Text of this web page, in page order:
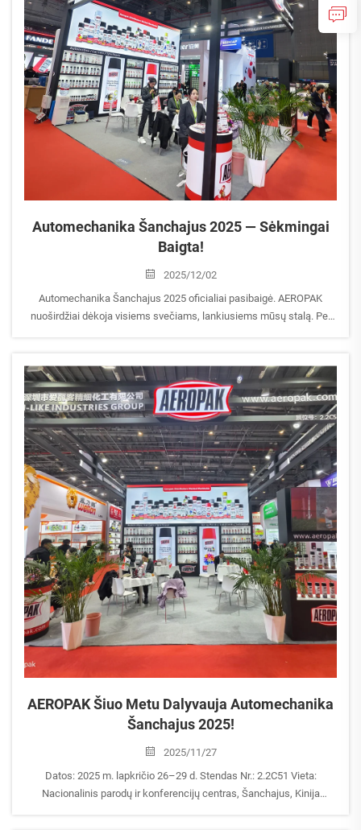
Automechanika Šanchajus 2025 — Sėkmingai
Baigta!
2025/12/02
Automechanika Šanchajus 2025 oficialiai pasibaigė. AEROPAK
nuoširdžiai dėkoja visiems svečiams, lankiusiems mūsų stalą. Per
AEROPAK Šiuo Metu Dalyvauja Automechanika
Šanchajus 2025!
2025/11/27
Datos: 2025 m. lapkričio 26–29 d. Stendas Nr.: 2.2C51 Vieta:
Nacionalinis parodų ir konferencijų centras, Šanchajus, Kinija